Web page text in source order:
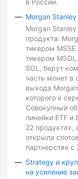
в России.
Morgan Stanley
Morgan
продукта:
тикером MSSE
тикером
SOL, берут
часть монет в
выхода
которого к
Совокупный
линейки ETF
22 продуктах,
открыла
партнерстве с
Strategy и
на усиление